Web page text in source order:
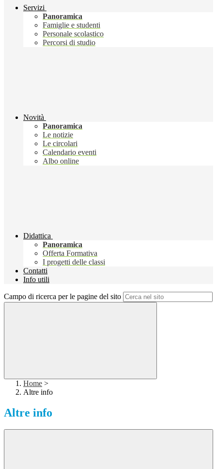
Servizi
Panoramica
Famiglie e studenti
Personale scolastico
Percorsi di studio
Novità
Panoramica
Le notizie
Le circolari
Calendario eventi
Albo online
Didattica
Panoramica
Offerta Formativa
I progetti delle classi
Contatti
Info utili
Campo di ricerca per le pagine del sito
Home >
Altre info
Altre info